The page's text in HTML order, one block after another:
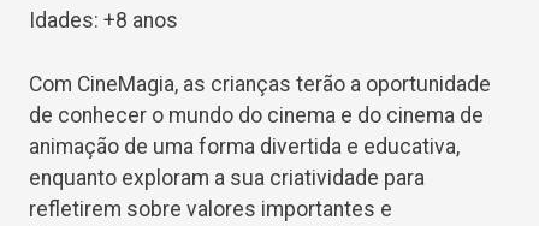
Idades: +8 anos
Com CineMagia, as crianças terão a oportunidade
de conhecer o mundo do cinema e do cinema de
animação de uma forma divertida e educativa,
enquanto exploram a sua criatividade para
refletirem sobre valores importantes e